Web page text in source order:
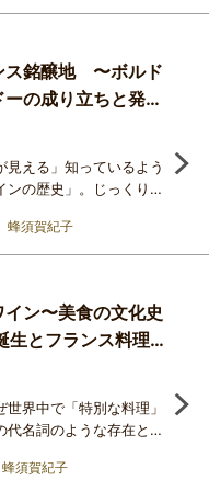
判」から、今年で50周
でカリフォルニアワ
に変化したのでしょう
ニアワインとフラン
ス銘醸地 〜ボルド
の成り立ちと発展
見える」知っているよう
ンの歴史」。じっくりと
今」を切り取るだけで
辿ってきたストーリーを
何倍にも膨らむもので
ブルゴーニュ、シャンパ
各産地がどのようにして
蜂須賀紀子
ン〜美食の文化史
生とフランス料理
界中で「特別な料理」
代名詞のような存在とな
後に花開いたレストラ
蜂須賀紀子